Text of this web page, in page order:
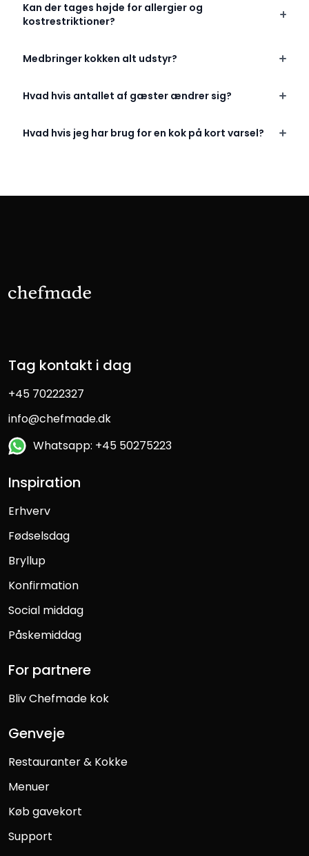
Kan der tages højde for allergier og
kostrestriktioner?
Medbringer kokken alt udstyr?
Hvad hvis antallet af gæster ændrer sig?
Hvad hvis jeg har brug for en kok på kort varsel?
Tag kontakt i dag
+45 70222327
info@chefmade.dk
Whatsapp: +45 50275223
Inspiration
Erhverv
Fødselsdag
Bryllup
Konfirmation
Social middag
Påskemiddag
For partnere
Bliv Chefmade kok
Genveje
Restauranter & Kokke
Menuer
Køb gavekort
Support